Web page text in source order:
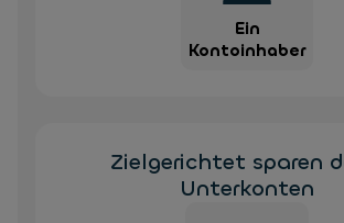
Ein
Kontoinhaber
Zielgerichtet sparen
Unterkonten